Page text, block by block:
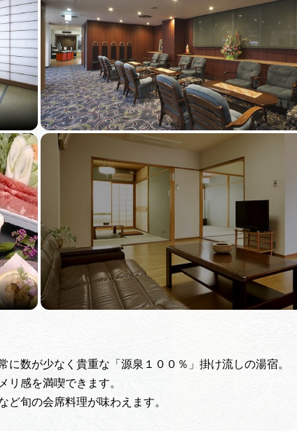
に数が少なく貴重な「源泉１００％」掛け流しの湯宿。
リ感を満喫できます。
ど旬の会席料理が味わえます。